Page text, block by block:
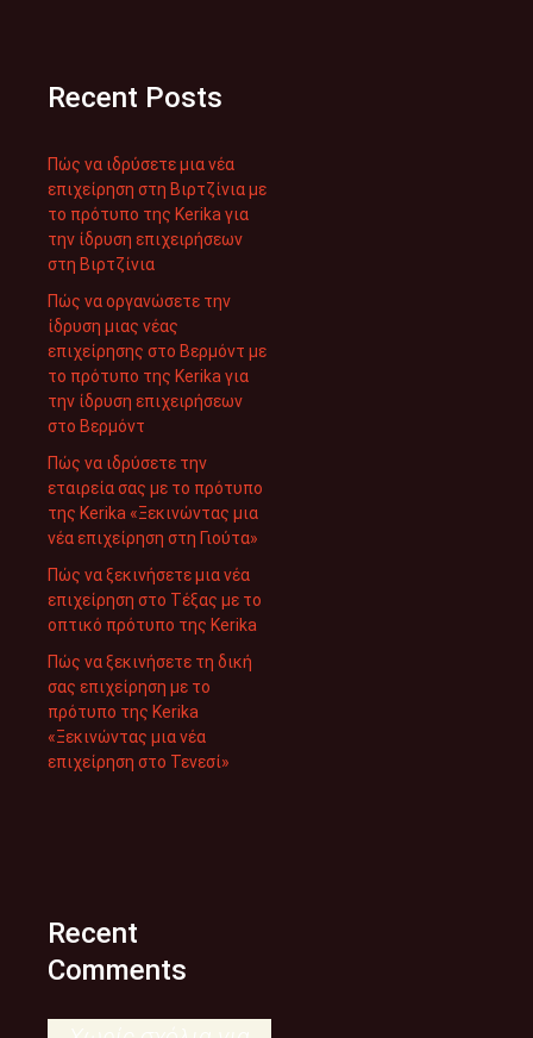
Recent Posts
Πώς να ιδρύσετε μια νέα
επιχείρηση στη Βιρτζίνια με
το πρότυπο της Kerika για
την ίδρυση επιχειρήσεων
στη Βιρτζίνια
Πώς να οργανώσετε την
ίδρυση μιας νέας
επιχείρησης στο Βερμόντ με
το πρότυπο της Kerika για
την ίδρυση επιχειρήσεων
στο Βερμόντ
Πώς να ιδρύσετε την
εταιρεία σας με το πρότυπο
της Kerika «Ξεκινώντας μια
νέα επιχείρηση στη Γιούτα»
Πώς να ξεκινήσετε μια νέα
επιχείρηση στο Τέξας με το
οπτικό πρότυπο της Kerika
Πώς να ξεκινήσετε τη δική
σας επιχείρηση με το
πρότυπο της Kerika
«Ξεκινώντας μια νέα
επιχείρηση στο Τενεσί»
Recent
Comments